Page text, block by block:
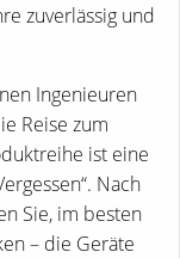
zuverlässig und
Ingenieuren
Reise zum
ist eine
Nach
Sie, im besten
– die Geräte